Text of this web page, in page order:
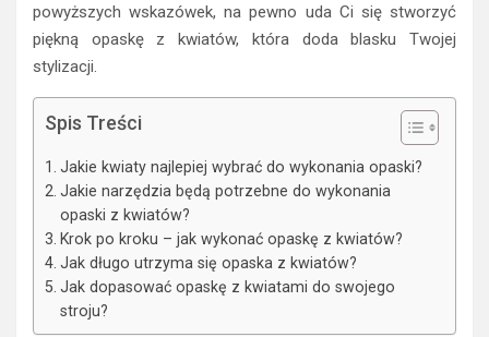
powyższych wskazówek, na pewno uda Ci się stworzyć
piękną opaskę z kwiatów, która doda blasku Twojej
stylizacji.
Spis Treści
Jakie kwiaty najlepiej wybrać do wykonania opaski?
Jakie narzędzia będą potrzebne do wykonania
opaski z kwiatów?
Krok po kroku – jak wykonać opaskę z kwiatów?
Jak długo utrzyma się opaska z kwiatów?
Jak dopasować opaskę z kwiatami do swojego
stroju?